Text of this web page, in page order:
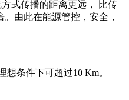
式传播的距离更远， 比传
由此在能源管控，安全，
想条件下可超过10 Km。